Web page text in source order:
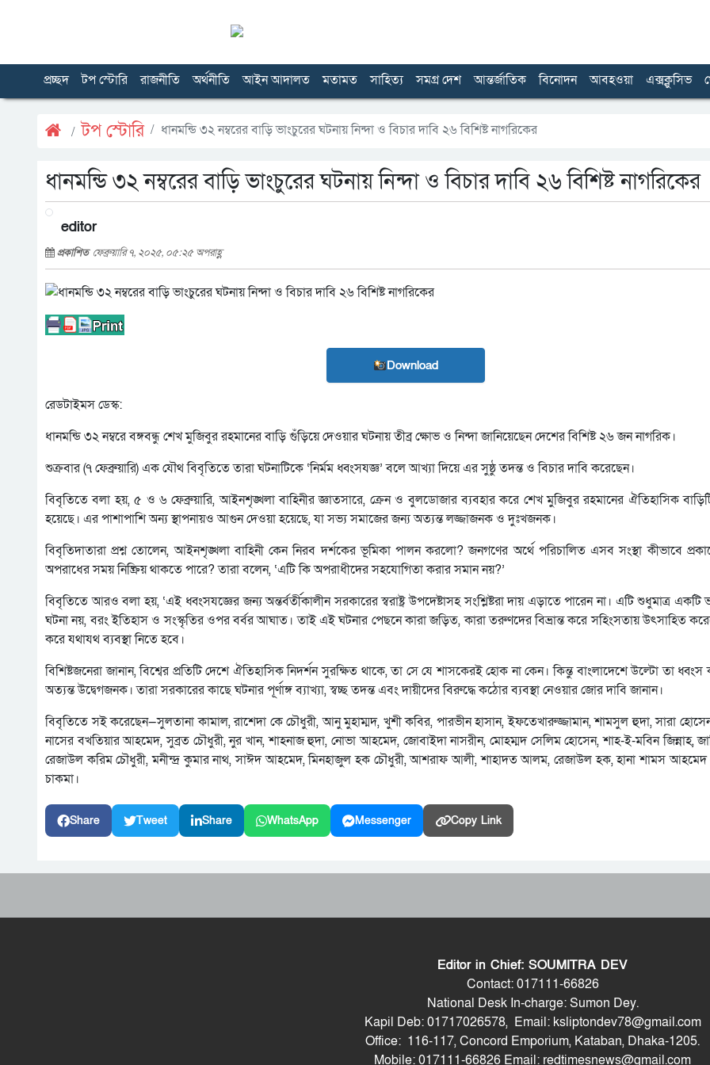
প্রচ্ছদ টপ স্টোরি রাজনীতি অর্থনীতি আইন আদালত মতামত সাহিত্য সমগ্র দেশ আন্তর্জাতিক বিনোদন আবহওয়া এক্সক্লুসিভ
টপ স্টোরি ধানমন্ডি ৩২ নম্বরের বাড়ি ভাংচুরের ঘটনায় নিন্দা ও বিচার দাবি ২৬ বিশিষ্ট নাগরিকের
ধানমন্ডি ৩২ নম্বরের বাড়ি ভাংচুরের ঘটনায় নিন্দা ও বিচার দাবি ২৬ বিশিষ্ট নাগরিকের
editor
প্রকাশিত ফেব্রুয়ারি ৭, ২০২৫, ০৫:২৫ অপরাহ্ণ
Download
রেডটাইমস ডেস্ক:
ধানমন্ডি ৩২ নম্বরে বঙ্গবন্ধু শেখ মুজিবুর রহমানের বাড়ি গুঁড়িয়ে দেওয়ার ঘটনায় তীব্র ক্ষোভ ও নিন্দা জানিয়েছেন দেশের বিশিষ্ট ২৬ জন নাগরিক।
শুক্রবার (৭ ফেব্রুয়ারি) এক যৌথ বিবৃতিতে তারা ঘটনাটিকে ‘নির্মম ধ্বংসযজ্ঞ’ বলে আখ্যা দিয়ে এর সুষ্ঠু তদন্ত ও বিচার দাবি করেছেন।
বিবৃতিতে বলা হয়, ৫ ও ৬ ফেব্রুয়ারি, আইনশৃঙ্খলা বাহিনীর জ্ঞাতসারে, ক্রেন ও বুলডোজার ব্যবহার করে শেখ মুজিবুর রহমানের ঐতিহাসিক
হয়েছে। এর পাশাপাশি অন্য স্থাপনায়ও আগুন দেওয়া হয়েছে, যা সভ্য সমাজের জন্য অত্যন্ত লজ্জাজনক ও দুঃখজনক।
বিবৃতিদাতারা প্রশ্ন তোলেন, আইনশৃঙ্খলা বাহিনী কেন নিরব দর্শকের ভূমিকা পালন করলো? জনগণের অর্থে পরিচালিত এসব সংস্থা কীভাবে
অপরাধের সময় নিষ্ক্রিয় থাকতে পারে? তারা বলেন, ‘এটি কি অপরাধীদের সহযোগিতা করার সমান নয়?’
বিবৃতিতে আরও বলা হয়, ‘এই ধ্বংসযজ্ঞের জন্য অন্তর্বর্তীকালীন সরকারের স্বরাষ্ট্র উপদেষ্টাসহ সংশ্লিষ্টরা দায় এড়াতে পারেন না। এটি শুধুমাত্র
ঘটনা নয়, বরং ইতিহাস ও সংস্কৃতির ওপর বর্বর আঘাত। তাই এই ঘটনার পেছনে কারা জড়িত, কারা তরুণদের বিভ্রান্ত করে সহিংসতায় উৎসাহিত
করে যথাযথ ব্যবস্থা নিতে হবে।
বিশিষ্টজনেরা জানান, বিশ্বের প্রতিটি দেশে ঐতিহাসিক নিদর্শন সুরক্ষিত থাকে, তা সে যে শাসকেরই হোক না কেন। কিন্তু বাংলাদেশে উল্টো তা ধ্বংস
অত্যন্ত উদ্বেগজনক। তারা সরকারের কাছে ঘটনার পূর্ণাঙ্গ ব্যাখ্যা, স্বচ্ছ তদন্ত এবং দায়ীদের বিরুদ্ধে কঠোর ব্যবস্থা নেওয়ার জোর দাবি জানান।
বিবৃতিতে সই করেছেন—সুলতানা কামাল, রাশেদা কে চৌধুরী, আনু মুহাম্মদ, খুশী কবির, পারভীন হাসান, ইফতেখারুজ্জামান, শামসুল হুদা, সারা
নাসের বখতিয়ার আহমেদ, সুব্রত চৌধুরী, নুর খান, শাহনাজ হুদা, নোভা আহমেদ, জোবাইদা নাসরীন, মোহম্মদ সেলিম হোসেন, শাহ-ই-মবিন জিন্নাহ,
রেজাউল করিম চৌধুরী, মনীন্দ্র কুমার নাথ, সাঈদ আহমেদ, মিনহাজুল হক চৌধুরী, আশরাফ আলী, শাহাদত আলম, রেজাউল হক, হানা শামস আহমেদ
চাকমা।
Share Tweet Share WhatsApp Messenger Copy Link
Editor in Chief: SOUMITRA DEV
Contact: 017111-66826
National Desk In-charge: Sumon Dey.
Kapil Deb: 01717026578, Email: ksliptondev78@gmail.com
Office: 116-117, Concord Emporium, Kataban, Dhaka-1205.
Mobile: 017111-66826 Email: redtimesnews@gmail.com